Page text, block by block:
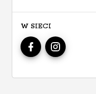
W SIECI